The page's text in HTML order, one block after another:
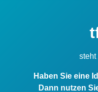
steht
Haben Sie eine
Dann nutzen